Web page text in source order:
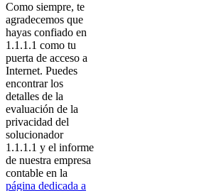
Como siempre, te
agradecemos que
hayas confiado en
1.1.1.1 como tu
puerta de acceso a
Internet. Puedes
encontrar los
detalles de la
evaluación de la
privacidad del
solucionador
1.1.1.1 y el informe
de nuestra empresa
contable en la
página dedicada a